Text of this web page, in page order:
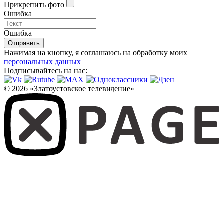
Прикрепить фото
Ошибка
Ошибка
Отправить
Нажимая на кнопку, я соглашаюсь на обработку моих
персональных данных
Подписывайтесь на нас:
© 2026 «Златоустовское телевидение»